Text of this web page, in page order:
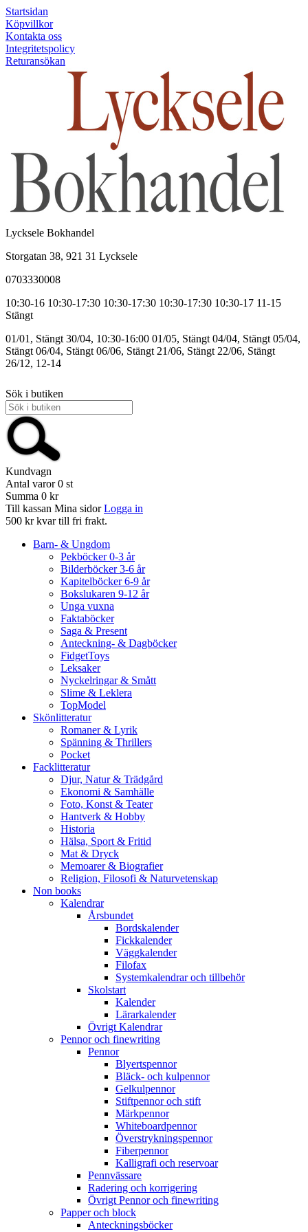
Startsidan
Köpvillkor
Kontakta oss
Integritetspolicy
Returansökan
Lycksele Bokhandel
Storgatan 38, 921 31 Lycksele
0703330008
10:30-16 10:30-17:30 10:30-17:30 10:30-17:30 10:30-17 11-15
Stängt
01/01, Stängt 30/04, 10:30-16:00 01/05, Stängt 04/04, Stängt 05/04,
Stängt 06/04, Stängt 06/06, Stängt 21/06, Stängt 22/06, Stängt
26/12, 12-14
Sök i butiken
Kundvagn
Antal varor 0 st
Summa 0 kr
Till kassan Mina sidor Logga in
500 kr kvar till fri frakt.
Barn- & Ungdom
Pekböcker 0-3 år
Bilderböcker 3-6 år
Kapitelböcker 6-9 år
Bokslukaren 9-12 år
Unga vuxna
Faktaböcker
Saga & Present
Anteckning- & Dagböcker
FidgetToys
Leksaker
Nyckelringar & Smått
Slime & Leklera
TopModel
Skönlitteratur
Romaner & Lyrik
Spänning & Thrillers
Pocket
Facklitteratur
Djur, Natur & Trädgård
Ekonomi & Samhälle
Foto, Konst & Teater
Hantverk & Hobby
Historia
Hälsa, Sport & Fritid
Mat & Dryck
Memoarer & Biografier
Religion, Filosofi & Naturvetenskap
Non books
Kalendrar
Årsbundet
Bordskalender
Fickkalender
Väggkalender
Filofax
Systemkalendrar och tillbehör
Skolstart
Kalender
Lärarkalender
Övrigt Kalendrar
Pennor och finewriting
Pennor
Blyertspennor
Bläck- och kulpennor
Gelkulpennor
Stiftpennor och stift
Märkpennor
Whiteboardpennor
Överstrykningspennor
Fiberpennor
Kalligrafi och reservoar
Pennvässare
Radering och korrigering
Övrigt Pennor och finewriting
Papper och block
Anteckningsböcker